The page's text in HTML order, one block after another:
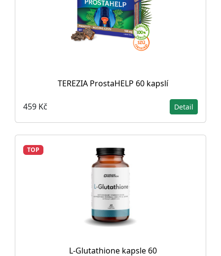
TEREZIA ProstaHELP 60 kapslí
459 Kč Detail
TOP
L-Glutathione kapsle 60